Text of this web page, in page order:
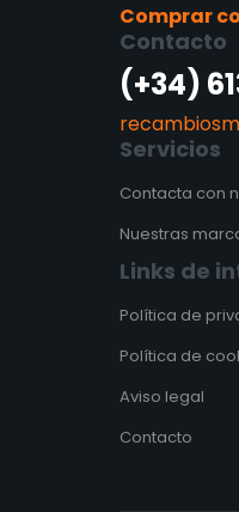
Comprar
Contacto
(+34)
Servicios
Contacta con
Nuestras
Links de
Política de
Política de
Aviso legal
Contacto